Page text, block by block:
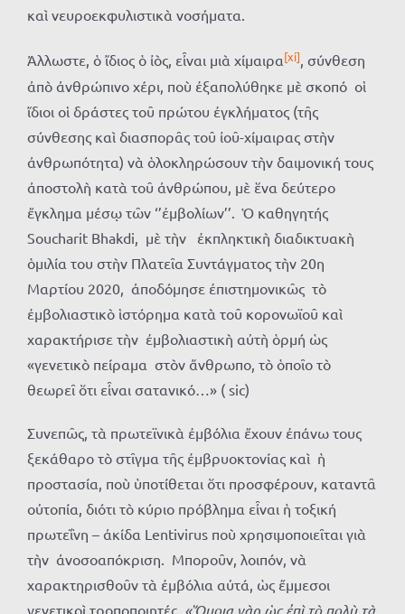
καὶ νευροεκφυλιστικὰ νοσήματα.
Ἀλλωστε, ὁ ἴδιος ὁ ἰὸς, εἶναι μιὰ χίμαιρα[xi], σύνθεση
ἀπὸ ἀνθρώπινο χέρι, ποὺ ἐξαπολύθηκε μὲ σκοπό οἱ
ἴδιοι οἱ δράστες τοῦ πρώτου ἐγκλήματος (τῆς
σύνθεσης καὶ διασπορᾶς τοῦ ἰοῦ-χίμαιρας στὴν
ἀνθρωπότητα) νὰ ὁλοκληρώσουν τὴν δαιμονική τους
ἀποστολὴ κατὰ τοῦ ἀνθρώπου, μὲ ἕνα δεύτερο
ἔγκλημα μέσῳ τῶν ‘’ἐμβολίων’’. Ὁ καθηγητής
Soucharit Bhakdi, μὲ τὴν ἐκπληκτικὴ διαδικτυακὴ
ὁμιλία του στὴν Πλατεῖα Συντάγματος τὴν 20η
Μαρτίου 2020, ἀποδόμησε ἐπιστημονικῶς τὸ
ἐμβολιαστικὸ ἱστόρημα κατὰ τοῦ κορονωϊοῦ καὶ
χαρακτήρισε τὴν ἐμβολιαστικὴ αὐτὴ ὁρμή ὡς
«γενετικὸ πείραμα στὸν ἄνθρωπο, τὸ ὁποῖο τὸ
θεωρεῖ ὅτι εἶναι σατανικό…» ( sic)
Συνεπῶς, τὰ πρωτεϊνικὰ ἐμβόλια ἔχουν ἐπάνω τους
ξεκάθαρo τὸ στῖγμα τῆς ἐμβρυοκτονίας καὶ ἡ
προστασία, ποὺ ὑποτίθεται ὅτι προσφέρουν, καταντᾶ
οὐτοπία, διότι τὸ κύριο πρόβλημα εἶναι ἡ τοξική
πρωτεΐνη – ἀκίδα Lentivirus ποὺ χρησιμοποιεῖται γιὰ
τὴν ἀνοσοαπόκριση. Μποροῦν, λοιπόν, νὰ
χαρακτηρισθοῦν τὰ ἐμβόλια αὐτά, ὡς ἔμμεσοι
γενετικοὶ τροποποιητές. «Ὅμοια γὰρ ὡς ἐπὶ τὸ πολὺ τὰ